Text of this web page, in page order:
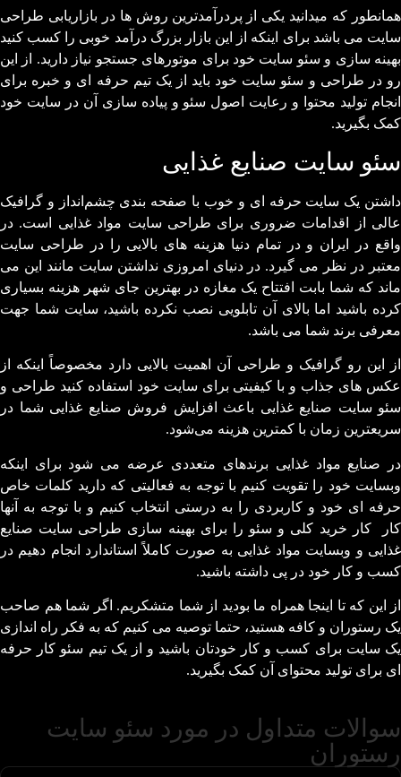
همانطور که میدانید یکی از پردرآمدترین روش ها در بازاریابی طراحی
سایت می باشد برای اینکه از این بازار بزرگ درآمد خوبی را کسب کنید
بهینه سازی و سئو سایت خود برای موتورهای جستجو نیاز دارید. از این
رو در طراحی و سئو سایت خود باید از یک تیم حرفه ای و خبره برای
انجام تولید محتوا و رعایت اصول سئو و پیاده سازی آن در سایت خود
کمک بگیرید.
سئو سایت صنایع غذایی
داشتن یک سایت حرفه ای و خوب با صفحه بندی چشم‌انداز و گرافیک
عالی از اقدامات ضروری برای طراحی سایت مواد غذایی است. در
واقع در ایران و در تمام دنیا هزینه های بالایی را در طراحی سایت
معتبر در نظر می گیرد. در دنیای امروزی نداشتن سایت مانند این می
ماند که شما بابت افتتاح یک مغازه در بهترین جای شهر هزینه بسیاری
کرده باشید اما بالای آن تابلویی نصب نکرده باشید، سایت شما جهت
معرفی برند شما می باشد.
از این رو گرافیک و طراحی آن اهمیت بالایی دارد مخصوصاً اینکه از
عکس های جذاب و با کیفیتی برای سایت خود استفاده کنید طراحی و
سئو سایت صنایع غذایی باعث افزایش فروش صنایع غذایی شما در
سریعترین زمان با کمترین هزینه می‌شود.
در صنایع مواد غذایی برندهای متعددی عرضه می شود برای اینکه
وبسایت خود را تقویت کنیم با توجه به فعالیتی که دارید کلمات خاص
حرفه ای خود و کاربردی را به درستی انتخاب کنیم و با توجه به آنها
کار کار خرید کلی و سئو را برای بهینه سازی طراحی سایت صنایع
غذایی و وبسایت مواد غذایی به صورت کاملاً استاندارد انجام دهیم در
کسب و کار خود در پی داشته باشید.
از این که تا اینجا همراه ما بودید از شما متشکریم. اگر شما هم صاحب
یک رستوران و کافه هستید، حتما توصیه می کنیم که به فکر راه اندازی
یک سایت برای کسب و کار خودتان باشید و از یک تیم سئو کار حرفه
ای برای تولید محتوای آن کمک بگیرید.
سوالات متداول در مورد سئو سایت
رستوران